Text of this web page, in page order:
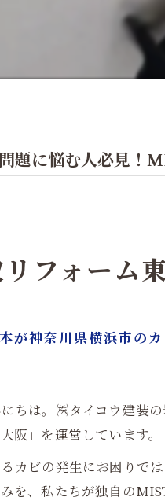
題に悩む人必見！
フォーム
が神奈川県横浜市の
ちは。㈱タイコウ建装
阪」を運営しています。
カビの発生にお困りで
を、私たちが独自の